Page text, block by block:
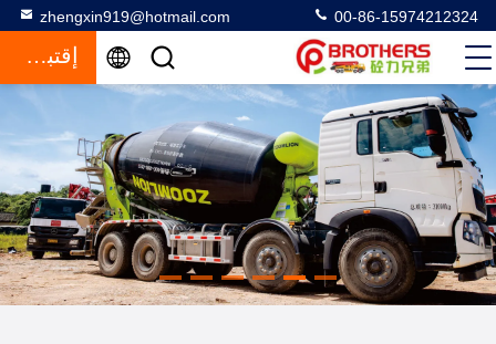
zhengxin919@hotmail.com 00-86-15974212324
إقتباس